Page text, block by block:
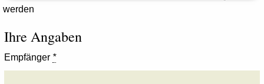
werden
Ihre Angaben
Empfänger *